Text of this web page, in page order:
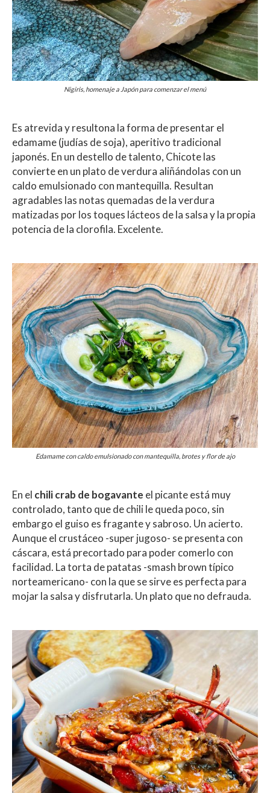
Nigiris, homenaje a Japón para comenzar el menú
Es atrevida y resultona la forma de presentar el
edamame (judías de soja), aperitivo tradicional
japonés. En un destello de talento, Chicote las
convierte en un plato de verdura aliñándolas con un
caldo emulsionado con mantequilla. Resultan
agradables las notas quemadas de la verdura
matizadas por los toques lácteos de la salsa y la propia
potencia de la clorofila. Excelente.
Edamame con caldo emulsionado con mantequilla, brotes y flor de ajo
En el chili crab de bogavante el picante está muy
controlado, tanto que de chili le queda poco, sin
embargo el guiso es fragante y sabroso. Un acierto.
Aunque el crustáceo -super jugoso- se presenta con
cáscara, está precortado para poder comerlo con
facilidad. La torta de patatas -smash brown típico
norteamericano- con la que se sirve es perfecta para
mojar la salsa y disfrutarla. Un plato que no defrauda.